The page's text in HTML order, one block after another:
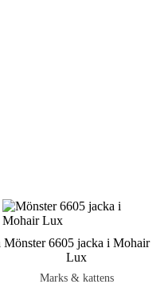
Mönster 6605 jacka i Mohair
Lux
Marks & kattens